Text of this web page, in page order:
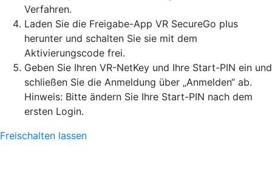
Verfahren.
Laden Sie die Freigabe-App VR SecureGo plus
herunter und schalten Sie sie mit dem
Aktivierungscode frei.
Geben Sie Ihren VR-NetKey und Ihre Start-PIN ein und
schließen Sie die Anmeldung über „Anmelden“ ab.
Hinweis: Bitte ändern Sie Ihre Start-PIN nach dem
ersten Login.
Freischalten lassen